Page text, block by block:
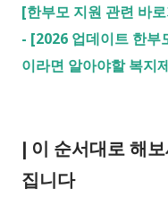
[한부모 지원 관련 바
- [2026 업데이트 한부
이라면 알아야할 복지
| 이 순서대로 해
집니다